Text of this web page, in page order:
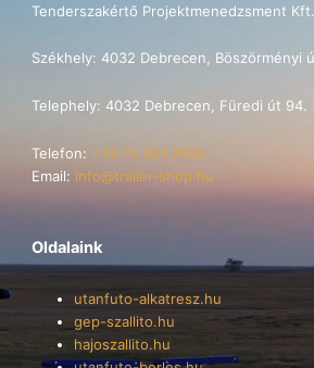
Tenderszakértő Projektmenedzsment Kft.
Székhely: 4032 Debrecen, Böszörményi
Telephely: 4032 Debrecen, Füredi út 94.
Telefon: +36 70 621 7696
Email: info@trailer-shop.hu
Oldalaink
utanfuto-alkatresz.hu
gep-szallito.hu
hajoszallito.hu